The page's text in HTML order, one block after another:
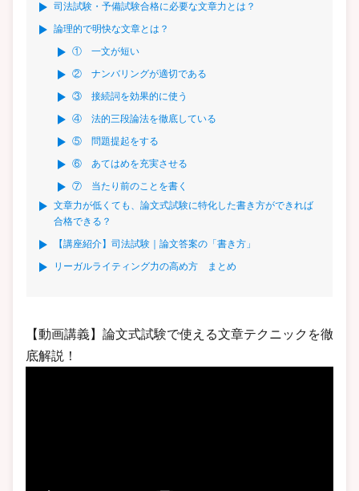
司法試験・予備試験合格に必要な文章力とは？
論理的で明快な文章とは？
① 一文が短い
② ナンバリングが適切である
③ 接続詞を効果的に使う
④ 法的三段論法を徹底している
⑤ 問題提起をする
⑥ あてはめを充実させる
⑦ 当たり前のことを書く
文章力が低くても、論文式試験に特化した書き方ができれば
合格できる？
【講座紹介】司法試験｜論文答案の「書き方」
リーガルライティング力の高め方 まとめ
【動画講義】論文式試験で使える文章テクニックを徹
底解説！